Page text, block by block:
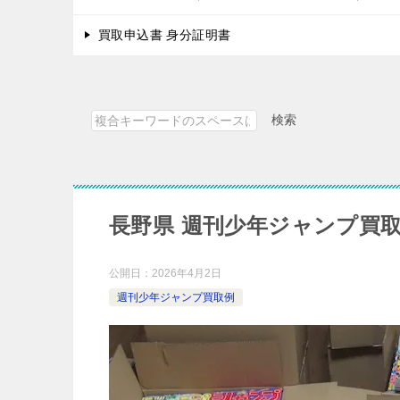
買取申込書 身分証明書
検
検索
長野県 週刊少年ジャンプ買
公開日： 2026年4月2日
週刊少年ジャンプ買取例